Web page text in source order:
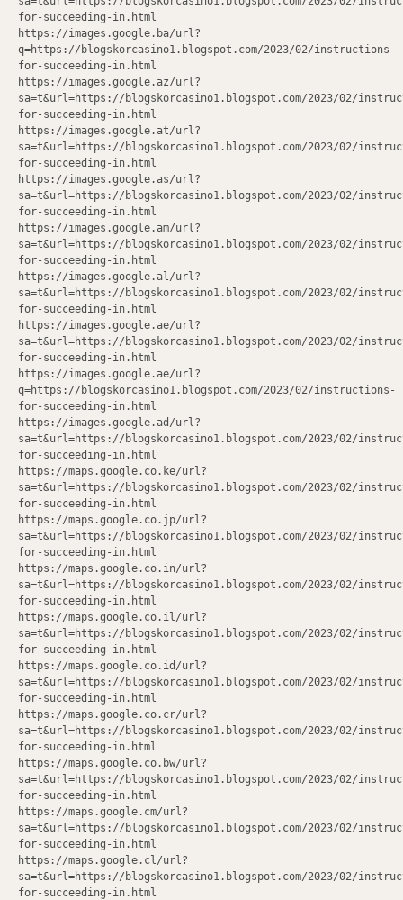
for-succeeding-in.html
https://images.google.ba/url?
q=https://blogskorcasino1.blogspot.com/2023/02/instructions-
for-succeeding-in.html
https://images.google.az/url?
sa=t&url=https://blogskorcasino1.blogspot.com/2023/02/
for-succeeding-in.html
https://images.google.at/url?
sa=t&url=https://blogskorcasino1.blogspot.com/2023/02/
for-succeeding-in.html
https://images.google.as/url?
sa=t&url=https://blogskorcasino1.blogspot.com/2023/02/
for-succeeding-in.html
https://images.google.am/url?
sa=t&url=https://blogskorcasino1.blogspot.com/2023/02/
for-succeeding-in.html
https://images.google.al/url?
sa=t&url=https://blogskorcasino1.blogspot.com/2023/02/
for-succeeding-in.html
https://images.google.ae/url?
sa=t&url=https://blogskorcasino1.blogspot.com/2023/02/
for-succeeding-in.html
https://images.google.ae/url?
q=https://blogskorcasino1.blogspot.com/2023/02/instructions-
for-succeeding-in.html
https://images.google.ad/url?
sa=t&url=https://blogskorcasino1.blogspot.com/2023/02/
for-succeeding-in.html
https://maps.google.co.ke/url?
sa=t&url=https://blogskorcasino1.blogspot.com/2023/02/
for-succeeding-in.html
https://maps.google.co.jp/url?
sa=t&url=https://blogskorcasino1.blogspot.com/2023/02/
for-succeeding-in.html
https://maps.google.co.in/url?
sa=t&url=https://blogskorcasino1.blogspot.com/2023/02/
for-succeeding-in.html
https://maps.google.co.il/url?
sa=t&url=https://blogskorcasino1.blogspot.com/2023/02/
for-succeeding-in.html
https://maps.google.co.id/url?
sa=t&url=https://blogskorcasino1.blogspot.com/2023/02/
for-succeeding-in.html
https://maps.google.co.cr/url?
sa=t&url=https://blogskorcasino1.blogspot.com/2023/02/
for-succeeding-in.html
https://maps.google.co.bw/url?
sa=t&url=https://blogskorcasino1.blogspot.com/2023/02/
for-succeeding-in.html
https://maps.google.cm/url?
sa=t&url=https://blogskorcasino1.blogspot.com/2023/02/
for-succeeding-in.html
https://maps.google.cl/url?
sa=t&url=https://blogskorcasino1.blogspot.com/2023/02/
for-succeeding-in.html